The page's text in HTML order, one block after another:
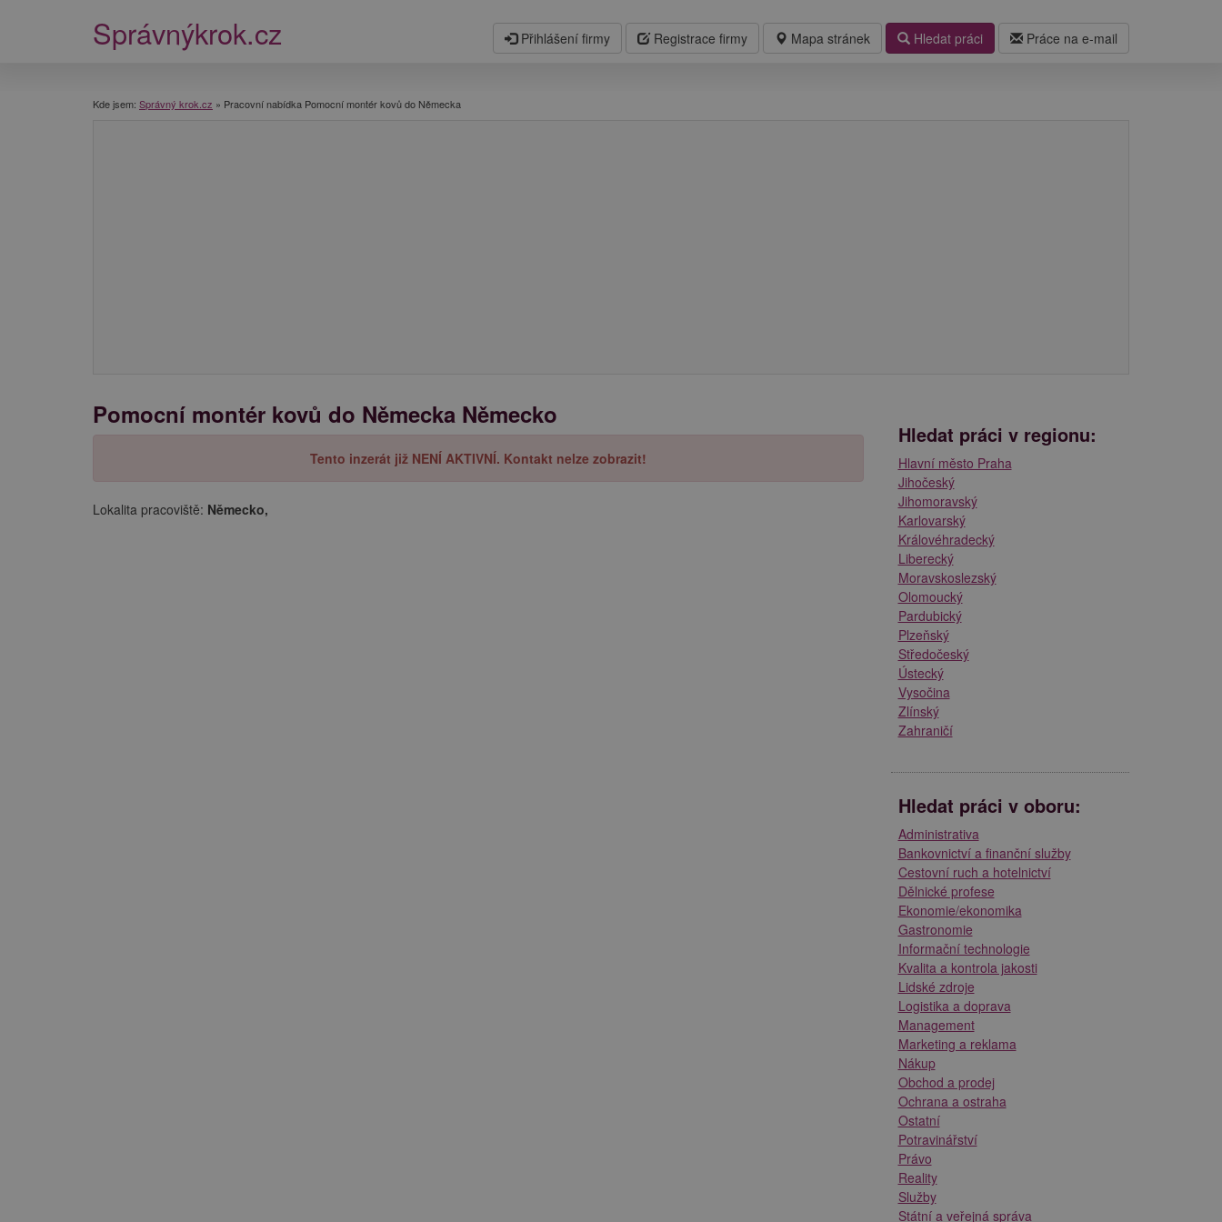
Mapa stránek Hledat práci Práce na e-mail
Správnýkrok.cz Přihlášení firmy Registrace firmy
Kde jsem: Správný krok.cz » Pracovní nabídka Pomocní montér kovů do Německa
Pomocní montér kovů do Německa Německo
Tento inzerát již NENÍ AKTIVNÍ. Kontakt nelze zobrazit!
Lokalita pracoviště: Německo,
Hledat práci v regionu:
Hlavní město Praha
Jihočeský
Jihomoravský
Karlovarský
Královéhradecký
Liberecký
Moravskoslezský
Olomoucký
Pardubický
Plzeňský
Středočeský
Ústecký
Vysočina
Zlínský
Zahraničí
Hledat práci v oboru:
Administrativa
Bankovnictví a finanční služby
Cestovní ruch a hotelnictví
Dělnické profese
Ekonomie/ekonomika
Gastronomie
Informační technologie
Kvalita a kontrola jakosti
Lidské zdroje
Logistika a doprava
Management
Marketing a reklama
Nákup
Obchod a prodej
Ochrana a ostraha
Ostatní
Potravinářství
Právo
Reality
Služby
Státní a veřejná správa